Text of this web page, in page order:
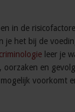
in de
je het bij de
leer je
oorzaken en
voorkomt